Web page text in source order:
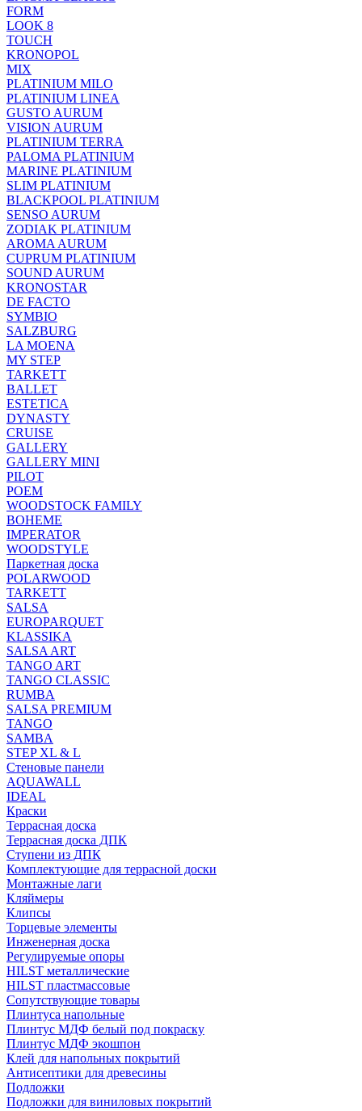
FORM
LOOK 8
TOUCH
KRONOPOL
MIX
PLATINIUM MILO
PLATINIUM LINEA
GUSTO AURUM
VISION AURUM
PLATINIUM TERRA
PALOMA PLATINIUM
MARINE PLATINIUM
SLIM PLATINIUM
BLACKPOOL PLATINIUM
SENSO AURUM
ZODIAK PLATINIUM
AROMA AURUM
CUPRUM PLATINIUM
SOUND AURUM
KRONOSTAR
DE FACTO
SYMBIO
SALZBURG
LA MOENA
MY STEP
TARKETT
BALLET
ESTETICA
DYNASTY
CRUISE
GALLERY
GALLERY MINI
PILOT
POEM
WOODSTOCK FAMILY
BOHEME
IMPERATOR
WOODSTYLE
Паркетная доска
POLARWOOD
TARKETT
SALSA
EUROPARQUET
KLASSIKA
SALSA ART
TANGO ART
TANGO CLASSIC
RUMBA
SALSA PREMIUM
TANGO
SAMBA
STEP XL & L
Стеновые панели
AQUAWALL
IDEAL
Краски
Террасная доска
Террасная доска ДПК
Ступени из ДПК
Комплектующие для террасной доски
Монтажные лаги
Кляймеры
Клипсы
Торцевые элементы
Инженерная доска
Регулируемые опоры
HILST металлические
HILST пластмассовые
Сопутствующие товары
Плинтуса напольные
Плинтус МДФ белый под покраску
Плинтус МДФ экошпон
Клей для напольных покрытий
Антисептики для древесины
Подложки
Подложки для виниловых покрытий